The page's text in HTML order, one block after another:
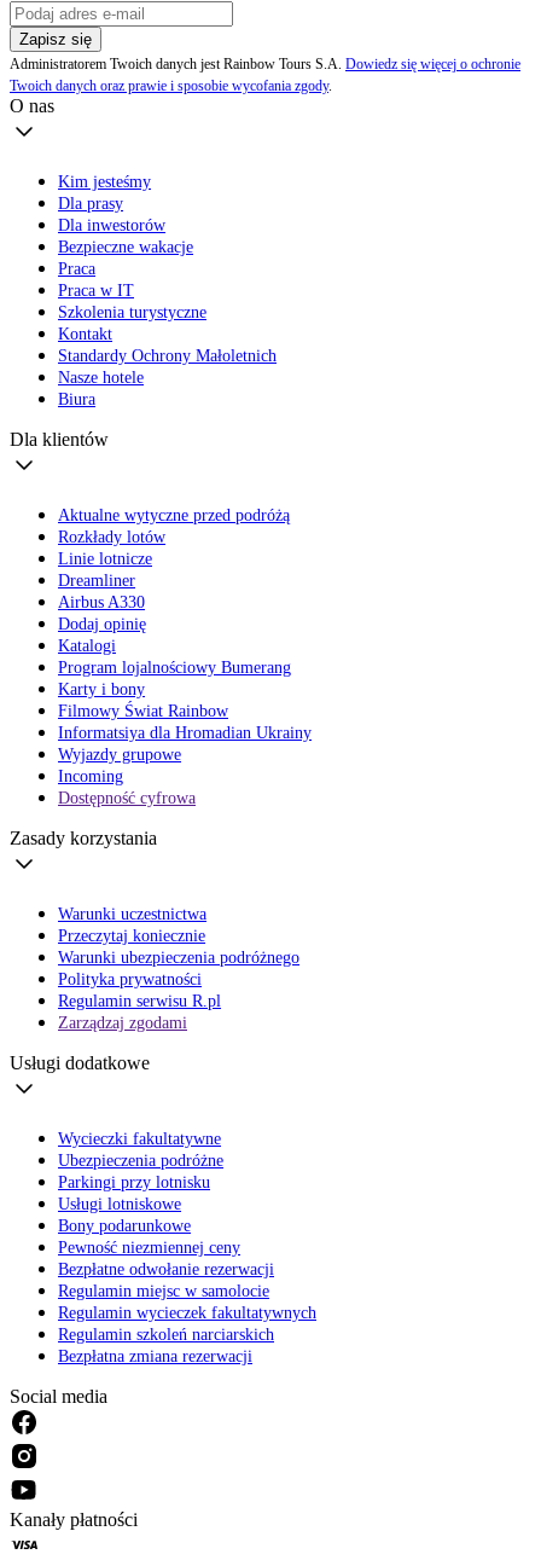
Zapisz się
Administratorem Twoich danych jest Rainbow Tours S.A. Dowiedz się więcej o ochronie
Twoich danych oraz prawie i sposobie wycofania zgody.
O nas
Kim jesteśmy
Dla prasy
Dla inwestorów
Bezpieczne wakacje
Praca
Praca w IT
Szkolenia turystyczne
Kontakt
Standardy Ochrony Małoletnich
Nasze hotele
Biura
Dla klientów
Aktualne wytyczne przed podróżą
Rozkłady lotów
Linie lotnicze
Dreamliner
Airbus A330
Dodaj opinię
Katalogi
Program lojalnościowy Bumerang
Karty i bony
Filmowy Świat Rainbow
Informatsiya dla Hromadian Ukrainy
Wyjazdy grupowe
Incoming
Dostępność cyfrowa
Zasady korzystania
Warunki uczestnictwa
Przeczytaj koniecznie
Warunki ubezpieczenia podróżnego
Polityka prywatności
Regulamin serwisu R.pl
Zarządzaj zgodami
Usługi dodatkowe
Wycieczki fakultatywne
Ubezpieczenia podróżne
Parkingi przy lotnisku
Usługi lotniskowe
Bony podarunkowe
Pewność niezmiennej ceny
Bezpłatne odwołanie rezerwacji
Regulamin miejsc w samolocie
Regulamin wycieczek fakultatywnych
Regulamin szkoleń narciarskich
Bezpłatna zmiana rezerwacji
Social media
Kanały płatności